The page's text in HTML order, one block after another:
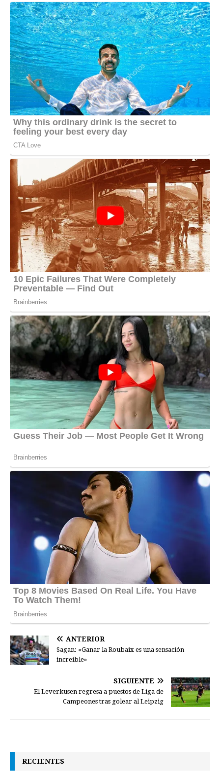
ANTERIOR
Sagan: «Ganar la Roubaix es una sensación
increíble»
SIGUIENTE
El Leverkusen regresa a puestos de Liga de
Campeones tras golear al Leipzig
RECIENTES